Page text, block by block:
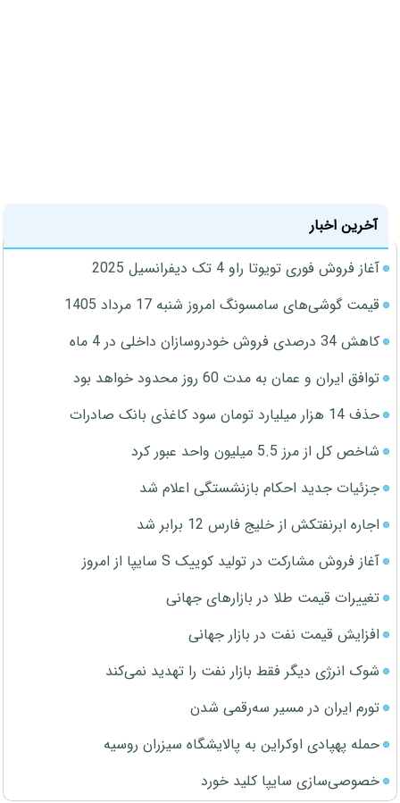
آخرین اخبار
آغاز فروش فوری تویوتا راو 4 تک دیفرانسیل 2025
قیمت گوشی‌های سامسونگ امروز شنبه 17 مرداد 1405
کاهش 34 درصدی فروش خودروسازان داخلی در 4 ماه
توافق ایران و عمان به مدت 60 روز محدود خواهد بود
حذف 14 هزار میلیارد تومان سود کاغذی بانک صادرات
شاخص کل از مرز 5.5 میلیون واحد عبور کرد
جزئیات جدید احکام بازنشستگی اعلام شد
اجاره ابرنفتکش از خلیج فارس 12 برابر شد
آغاز فروش مشارکت در تولید کوییک S سایپا از امروز
تغییرات قیمت طلا در بازارهای جهانی
افزایش قیمت نفت در بازار جهانی
شوک انرژی دیگر فقط بازار نفت را تهدید نمی‌کند
تورم ایران در مسیر سه‌رقمی شدن
حمله پهپادی اوکراین به پالایشگاه سیزران روسیه
خصوصی‌سازی سایپا کلید خورد